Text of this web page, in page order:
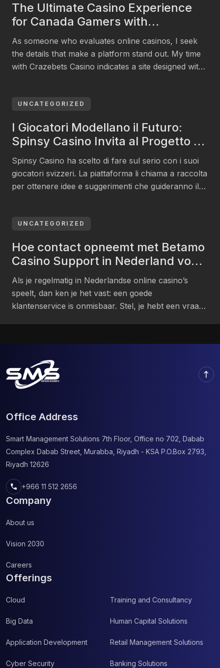
sollen. Obwohl die Aktionen herausragend sind,
können einige Bonusangebote im Vergleich zu […]
The Ultimate Casino Experience
for Canada Gamers with
Crazebets Casino
As someone who evaluates online casinos, I seek
the details that make a platform stand out. My time
with Crazebets Casino indicates a site designed with
the focus is on a fluid, engaging experience. The
UNCATEGORIZED
I Giocatori Modellano il Futuro:
Spinsy Casino Invita al Progetto di
Feedback Svizzero
Spinsy Casino ha scelto di fare sul serio con i suoi
giocatori svizzeri. La piattaforma li chiama a raccolta
per ottenere idee e suggerimenti che guideranno il
colloca le esperienze degli utenti al primo posto
Grazie […]
UNCATEGORIZED
Hoe contact opneemt met Betamo
Casino Support in Nederland voor
leden
Als je regelmatig in Nederlandse online casino’s
speelt, dan ken je het vast: een goede
klantenservice is onmisbaar. Stel, je hebt een vraag
verwerkt. Dan wens je gewoon snel en goed
ondersteund worden. Bij Betamo Casino kunnen
Nederlandse […]
north
Office Address
Smart Management Solutions 7th Floor, Office no 702, Dabab
Complex Dabab Street, Murabba, Riyadh - KSA P.O.Box 2793,
Riyadh 12626
call +966 11 512 2656
Company
About us
Vision 2030
Careers
Offerings
Cloud
Big Data
Application Development
Cyber Security
Training and Consultancy
Human Capital Solutions
Retail Management Solutions
Banking Solutions